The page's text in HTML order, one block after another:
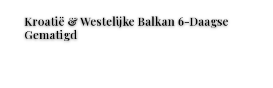
Kroatië & Westelijke Balkan 6-Daagse
Gematigd